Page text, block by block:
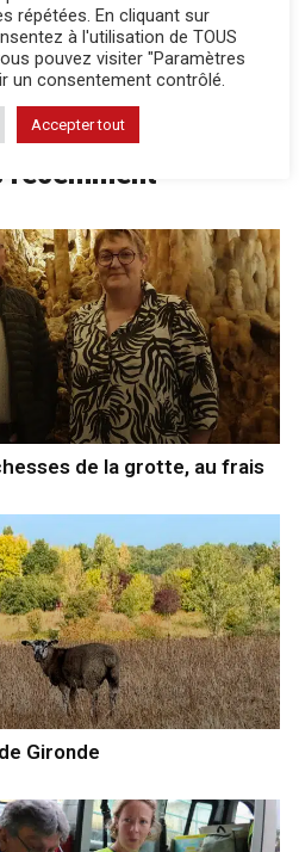
récemment
de la grotte, au frais
Gironde
répétées. En cliquant sur
à l'utilisation de TOUS
pouvez visiter "Paramètres
un consentement contrôlé.
Accepter tout